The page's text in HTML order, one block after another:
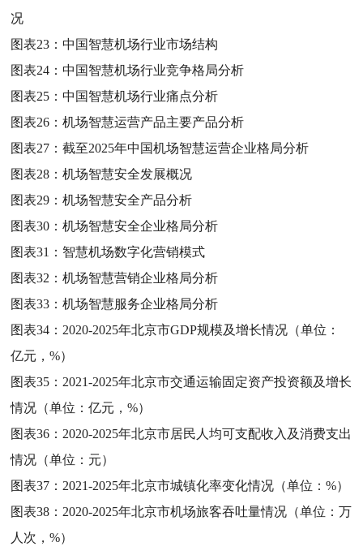
况
图表23：中国智慧机场行业市场结构
图表24：中国智慧机场行业竞争格局分析
图表25：中国智慧机场行业痛点分析
图表26：机场智慧运营产品主要产品分析
图表27：截至2025年中国机场智慧运营企业格局分析
图表28：机场智慧安全发展概况
图表29：机场智慧安全产品分析
图表30：机场智慧安全企业格局分析
图表31： 智慧机场数字化营销模式
图表32：机场智慧营销企业格局分析
图表33：机场智慧服务企业格局分析
图表34： 2020-2025年北京市GDP规模及增长情况（单位：
亿元，%）
图表35： 2021-2025年北京市交通运输固定资产投资额及增长
情况（单位：亿元，%）
图表36： 2020-2025年北京市居民人均可支配收入及消费支出
情况（单位：元）
图表37： 2021-2025年北京市城镇化率变化情况（单位：%）
图表38： 2020-2025年北京市机场旅客吞吐量情况（单位：万
人次，%）